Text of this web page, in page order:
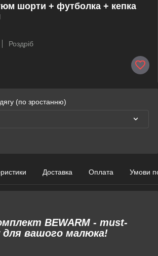
шорти + футболка + кепка
Роздріб
(по зростанню)
Доставка Оплата Умови
BEWARM - must-
для вашого малюка!